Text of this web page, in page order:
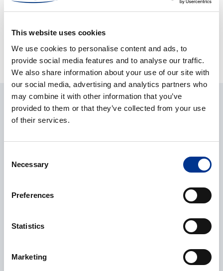
This website uses cookies
We use cookies to personalise content and ads, to
provide social media features and to analyse our traffic.
We also share information about your use of our site with
our social media, advertising and analytics partners who
may combine it with other information that you’ve
provided to them or that they’ve collected from your use
of their services.
Selection
Necessary
Preferences
Statistics
Marketing
LATAUKSET
Terhi Salo